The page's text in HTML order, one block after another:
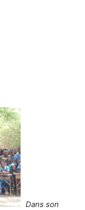
Dans son